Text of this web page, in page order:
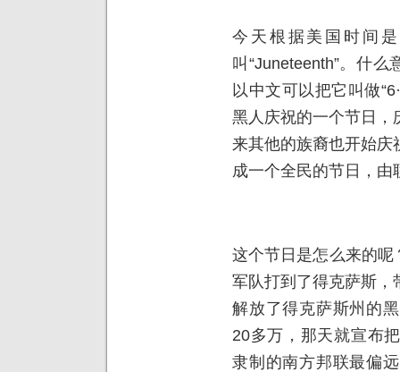
今天根据美国时间
叫“Juneteenth”。什
以中文可以把它叫做
黑人庆祝的一个节日，
来其他的族裔也开始庆
成一个全民的节日，
这个节日是怎么来的
军队打到了得克萨斯，
解放了得克萨斯州的
20多万，那天就宣布
隶制的南方邦联最偏